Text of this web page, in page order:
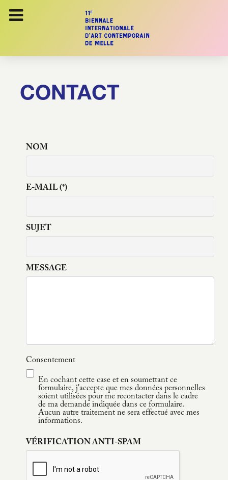
CONTACT
NOM
E-MAIL(*)
SUJET
MESSAGE
Consentement
En cochant cette case et en soumettant ce
formulaire, j'accepte que mes données personnelles
soient utilisées pour me recontacter dans le cadre
de ma demande indiquée dans ce formulaire.
Aucun autre traitement ne sera effectué avec mes
informations.
VÉRIFICATION ANTI-SPAM